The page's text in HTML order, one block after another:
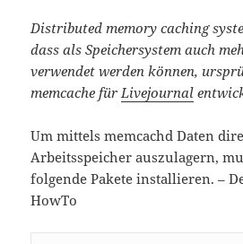
Distributed memory caching
dass als Speichersystem auch
verwendet werden können,
memcache fürLivejournal
Um mittels memcachd Daten
Arbeitsspeicher auszulagern,
folgende Pakete installieren. –
HowTo